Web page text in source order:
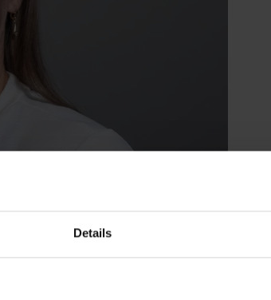
Details